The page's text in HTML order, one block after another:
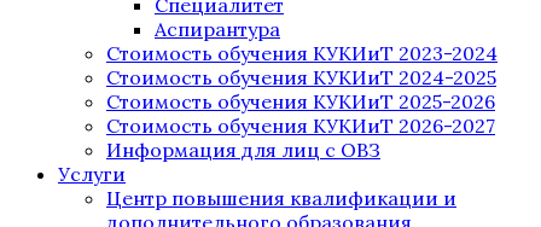
Специалитет
Аспирантура
Стоимость обучения КУКИиТ 2023-2024
Стоимость обучения КУКИиТ 2024-2025
Стоимость обучения КУКИиТ 2025-2026
Стоимость обучения КУКИиТ 2026-2027
Информация для лиц с ОВЗ
Услуги
Центр повышения квалификации и
дополнительного образования